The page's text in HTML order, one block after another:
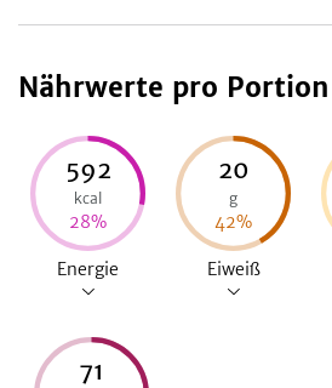
Nährwerte pro Portion
592
kcal
28%
Energie
20
g
42%
Eiweiß
71